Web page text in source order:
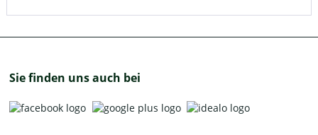
Sie finden uns auch bei